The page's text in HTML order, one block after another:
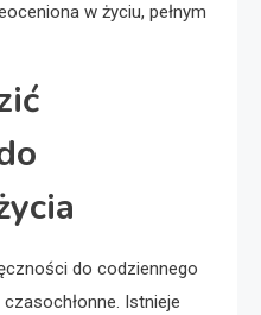
w życiu, pełnym
do codziennego
Istnieje